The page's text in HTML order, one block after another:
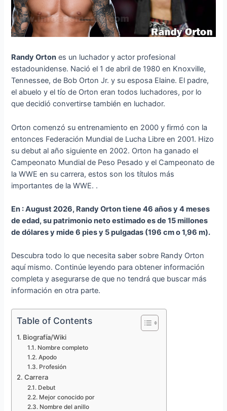
Randy Orton es un luchador y actor profesional
estadounidense. Nació el 1 de abril de 1980 en Knoxville,
Tennessee, de Bob Orton Jr. y su esposa Elaine. El padre,
el abuelo y el tío de Orton eran todos luchadores, por lo
que decidió convertirse también en luchador.
Orton comenzó su entrenamiento en 2000 y firmó con la
entonces Federación Mundial de Lucha Libre en 2001. Hizo
su debut al año siguiente en 2002. Orton ha ganado el
Campeonato Mundial de Peso Pesado y el Campeonato de
la WWE en su carrera, estos son los títulos más
importantes de la WWE. .
En : August 2026, Randy Orton tiene 46 años y 4 meses
de edad, su patrimonio neto estimado es de 15 millones
de dólares y mide 6 pies y 5 pulgadas (196 cm o 1,96 m).
Descubra todo lo que necesita saber sobre Randy Orton
aquí mismo. Continúe leyendo para obtener información
completa y asegurarse de que no tendrá que buscar más
información en otra parte.
Table of Contents
Biografía/Wiki
Nombre completo
Apodo
Profesión
Carrera
Debut
Mejor conocido por
Nombre del anillo